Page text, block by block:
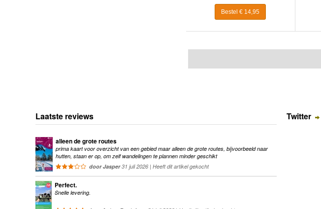
Bestel € 14,95
Laatste reviews
alleen de grote routes
prima kaart voor overzicht van een gebied maar alleen de grote routes, bijvoorbeeld naar
hutten, staan er op, om zelf wandelingen te plannen minder geschikt
door Jasper31 juli 2026 | Heeft dit artikel gekocht
Perfect.
Snelle levering.
Twitter